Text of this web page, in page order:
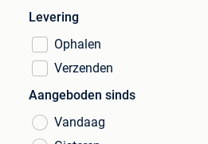
Levering
Ophalen
Verzenden
Aangeboden sinds
Vandaag